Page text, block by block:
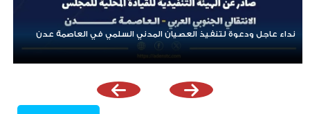
بن لسود: الفارق بين حادثتي الخشعة والرويك يعكس تميز العقيدة
القتالية والثبات المعنوي للقوات الجنوبية